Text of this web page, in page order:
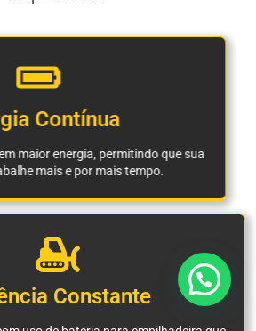
Contínua
maior energia, permitindo que sua
trabalhe mais e por mais tempo.
Constante